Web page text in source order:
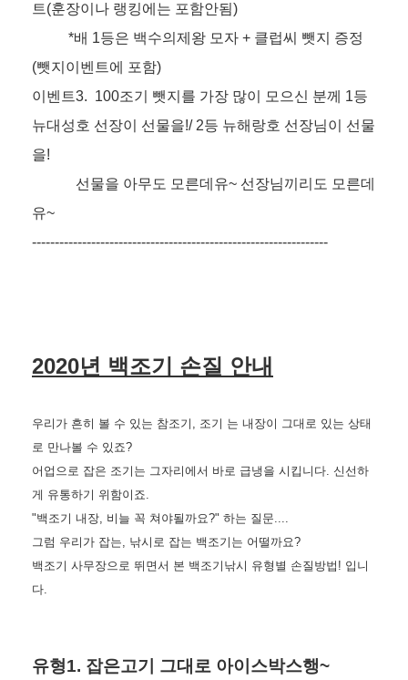
트(훈장이나 랭킹에는 포함안됨)
*배 1등은 백수의제왕 모자 + 클럽씨 뺏지 증정
(뺏지이벤트에 포함)
이벤트3. 100조기 뺏지를 가장 많이 모으신 분께 1등
뉴대성호 선장이 선물을!/ 2등 뉴해랑호 선장님이 선물
을!
선물을 아무도 모른데유~ 선장님끼리도 모른데
유~
-----------------------------------------------------------------
2020년 백조기 손질 안내
우리가 흔히 볼 수 있는 참조기, 조기 는 내장이 그대로 있는 상태
로 만나볼 수 있죠?
어업으로 잡은 조기는 그자리에서 바로 급냉을 시킵니다. 신선하
게 유통하기 위함이죠.
"백조기 내장, 비늘 꼭 쳐야될까요?" 하는 질문....
그럼 우리가 잡는, 낚시로 잡는 백조기는 어떨까요?
백조기 사무장으로 뛰면서 본 백조기낚시 유형별 손질방법! 입니
다.
유형1. 잡은고기 그대로 아이스박스행~